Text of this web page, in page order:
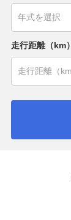
走行距離（km）